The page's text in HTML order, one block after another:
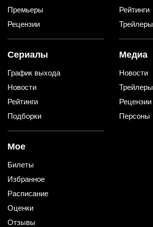
Премьеры
Рецензии
Рейтинги
Трейлеры
Сериалы
График выхода
Новости
Рейтинги
Подборки
Медиа
Новости
Трейлеры
Рецензии
Персоны
Мое
Билеты
Избранное
Расписание
Оценки
Отзывы